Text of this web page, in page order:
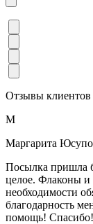
Отзывы клиентов
М
Маргарита
Посылка пришла
целое. Флаконы и
необходимости
благодарность
помощь! Спасибо!